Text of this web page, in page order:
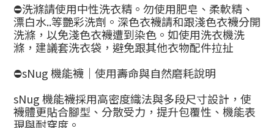
⛔洗滌請使用中性洗衣精。勿使用肥皂、柔軟精、
漂白水..等艷彩洗劑。深色衣襪請和跟淺色衣襪分開
洗滌，以免淺色衣襪遭到染色。如使用洗衣機洗
滌，建議套洗衣袋，避免跟其他衣物配件拉扯
⛔sNug 機能襪｜使用壽命與自然磨耗說明
sNug 機能襪採用高密度織法與多段尺寸設計，使
襪體更貼合腳型、分散受力，提升包覆性、機能表
現與耐穿度。